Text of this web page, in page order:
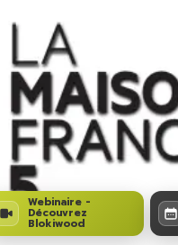
Webinaire -
Découvrez
Blokiwood